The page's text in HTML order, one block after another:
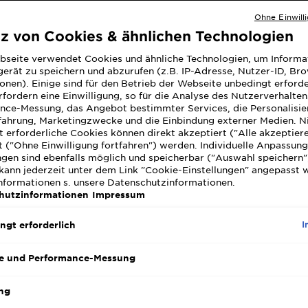
SLIDE 1SLIDE 2
SLIDE 3
SLIDE 4
SLIDE 5SLIDE 6
SLIDE 7
Entferner,
Entferner
sensible
zwei
Augen-
Wimpern
Rubbeln
Waterproof
eine Extra-
Schwung
MEHR
GRÖSSE
von Cookies & ähnlichen Technologien
verwendet Cookies und ähnliche Technologien, um
zu speichern und abzurufen (z.B. IP-Adresse, Nutzer-ID,
Einige sind für den Betrieb der Webseite unbedingt
eine Einwilligung, so für die Analyse des
Messung, das Angebot bestimmter Services, die
Marketingzwecke und die Einbindung externer Medien.
erforderliche Cookies können direkt akzeptiert ("Alle
("Ohne Einwilligung fortfahren") werden. Individuelle
sind ebenfalls möglich und speicherbar ("Auswahl
jederzeit unter dem Link "Cookie-Einstellungen" angepasst
s. unsere Datenschutzinformationen.
Impressum
erforderlich
und Performance-Messung
Ohne